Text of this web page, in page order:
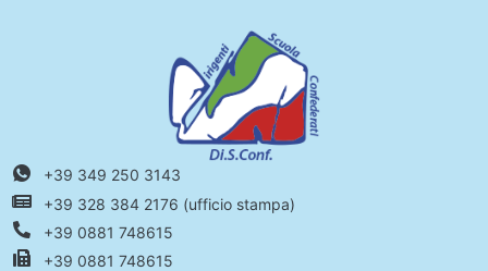
+39 349 250 3143
+39 328 384 2176 (ufficio stampa)
+39 0881 748615
+39 0881 748615